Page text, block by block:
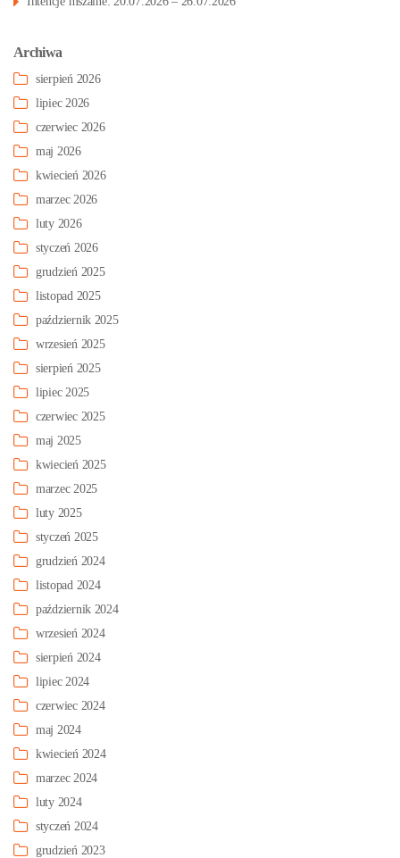
Archiwa
sierpień 2026
lipiec 2026
czerwiec 2026
maj 2026
kwiecień 2026
marzec 2026
luty 2026
styczeń 2026
grudzień 2025
listopad 2025
październik 2025
wrzesień 2025
sierpień 2025
lipiec 2025
czerwiec 2025
maj 2025
kwiecień 2025
marzec 2025
luty 2025
styczeń 2025
grudzień 2024
listopad 2024
październik 2024
wrzesień 2024
sierpień 2024
lipiec 2024
czerwiec 2024
maj 2024
kwiecień 2024
marzec 2024
luty 2024
styczeń 2024
grudzień 2023